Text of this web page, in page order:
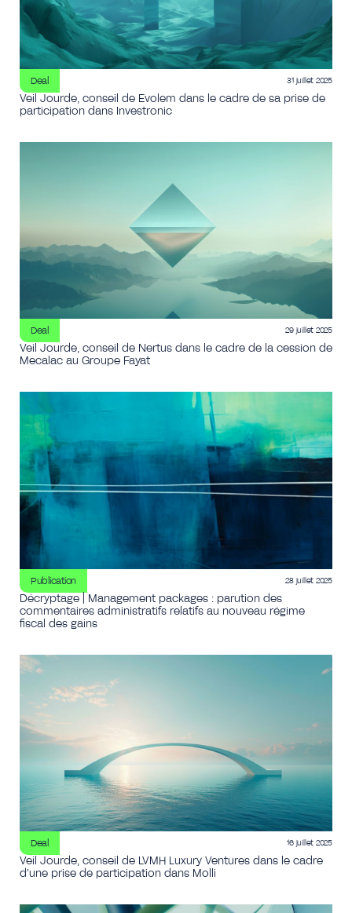
Deal 31 juillet 2025
Veil Jourde, conseil de Evolem dans le cadre de sa prise de
participation dans Investronic
Deal 29 juillet 2025
Veil Jourde, conseil de Nertus dans le cadre de la cession de
Mecalac au Groupe Fayat
Publication 28 juillet 2025
Décryptage | Management packages : parution des
commentaires administratifs relatifs au nouveau régime
fiscal des gains
Deal 16 juillet 2025
Veil Jourde, conseil de LVMH Luxury Ventures dans le cadre
d’une prise de participation dans Molli